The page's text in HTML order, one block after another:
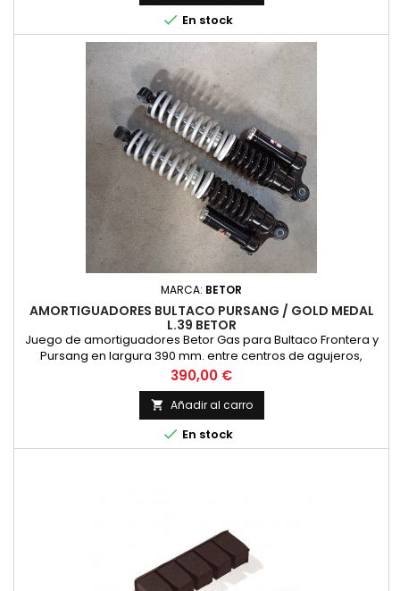
 En stock
MARCA: BETOR
AMORTIGUADORES BULTACO PURSANG / GOLD MEDAL
L.39 BETOR
Juego de amortiguadores Betor Gas para Bultaco Frontera y
Pursang en largura 390 mm. entre centros de agujeros,
acabado con cuerpo negro y dos muelles, uno negro y el
otro plateado, precio por pareja de amortiguadores.
Precio
390,00 €
 Añadir al carro
 En stock